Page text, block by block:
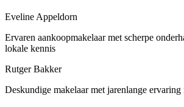
Eveline Appeldorn
Ervaren aankoopmakelaar met scherpe
lokale kennis
Rutger Bakker
Deskundige makelaar met jarenlange